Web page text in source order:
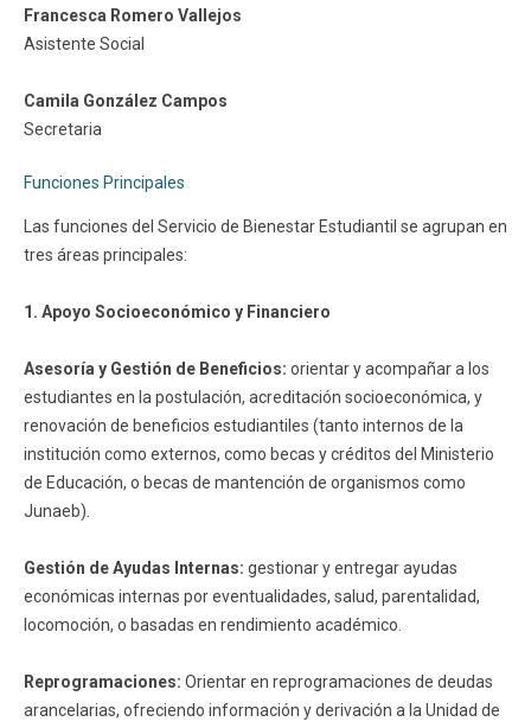
Francesca Romero Vallejos
Asistente Social
Camila González Campos
Secretaria
Funciones Principales
Las funciones del Servicio de Bienestar Estudiantil se agrupan en
tres áreas principales:
1. Apoyo Socioeconómico y Financiero
Asesoría y Gestión de Beneficios: orientar y acompañar a los
estudiantes en la postulación, acreditación socioeconómica, y
renovación de beneficios estudiantiles (tanto internos de la
institución como externos, como becas y créditos del Ministerio
de Educación, o becas de mantención de organismos como
Junaeb).
Gestión de Ayudas Internas: gestionar y entregar ayudas
económicas internas por eventualidades, salud, parentalidad,
locomoción, o basadas en rendimiento académico.
Reprogramaciones: Orientar en reprogramaciones de deudas
arancelarias, ofreciendo información y derivación a la Unidad de